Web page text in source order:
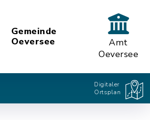
Gemeinde
Oeversee
Amt
Oeversee
Digitaler
Ortsplan